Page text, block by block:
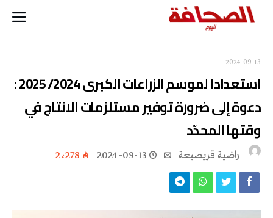
2024-09-13
استعدادا لموسم الزراعات الكبرى 2024/ 2025 :
دعوة إلى ضرورة توفير مستلزمات الانتاج في
وقتها المحدّد
راضية قريصيعة 2024-09-13 2٬278